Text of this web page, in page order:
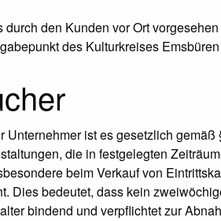
den Kunden vor Ort
des Kulturkreises
ist es gesetzlich
die in festgelegten
beim Verkauf von
Dies bedeutet, dass kein
bindend und verpflichtet zur